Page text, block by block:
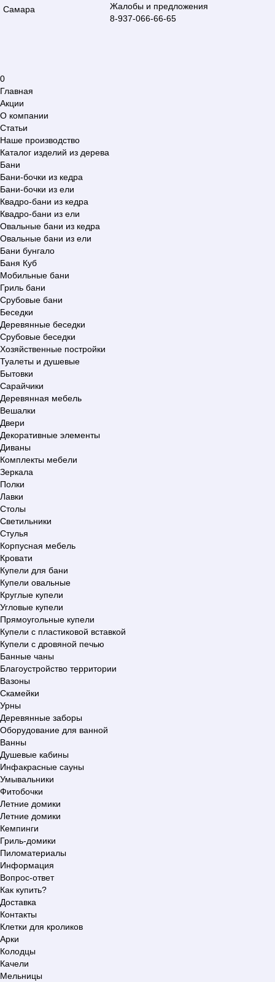
Самара
Жалобы и предложения
8-937-066-66-65
0
Главная
Акции
О компании
Статьи
Наше производство
Каталог изделий из дерева
Бани
Бани-бочки из кедра
Бани-бочки из ели
Квадро-бани из кедра
Квадро-бани из ели
Овальные бани из кедра
Овальные бани из ели
Бани бунгало
Баня Куб
Мобильные бани
Гриль бани
Срубовые бани
Беседки
Деревянные беседки
Срубовые беседки
Хозяйственные постройки
Туалеты и душевые
Бытовки
Сарайчики
Деревянная мебель
Вешалки
Двери
Декоративные элементы
Диваны
Комплекты мебели
Зеркала
Полки
Лавки
Столы
Светильники
Стулья
Корпусная мебель
Кровати
Купели для бани
Купели овальные
Круглые купели
Угловые купели
Прямоугольные купели
Купели с пластиковой вставкой
Купели с дровяной печью
Банные чаны
Благоустройство территории
Вазоны
Скамейки
Урны
Деревянные заборы
Оборудование для ванной
Ванны
Душевые кабины
Инфакрасные сауны
Умывальники
Фитобочки
Летние домики
Летние домики
Кемпинги
Гриль-домики
Пиломатериалы
Информация
Вопрос-ответ
Как купить?
Доставка
Контакты
Клетки для кроликов
Арки
Колодцы
Качели
Мельницы